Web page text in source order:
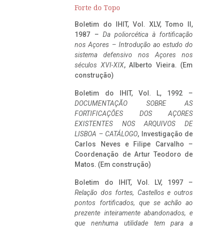
Forte do Topo
Boletim do IHIT, Vol. XLV, Tomo II,
1987 – Da poliorcética à fortificação
nos Açores – Introdução ao estudo do
sistema defensivo nos Açores nos
séculos XVI-XIX, Alberto Vieira. (Em
construção)
Boletim do IHIT, Vol. L, 1992 –
DOCUMENTAÇÃO SOBRE AS
FORTIFICAÇÕES DOS AÇORES
EXISTENTES NOS ARQUIVOS DE
LISBOA – CATÁLOGO, Investigação de
Carlos Neves e Filipe Carvalho –
Coordenação de Artur Teodoro de
Matos. (Em construção)
Boletim do IHIT, Vol. LV, 1997 –
Relação dos fortes, Castellos e outros
pontos fortificados, que se achão ao
prezente inteiramente abandonados, e
que nenhuma utilidade tem para a